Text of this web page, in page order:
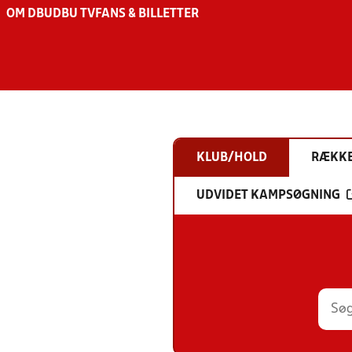
OM DBU DBU TV FANS & BILLETTER
KLUB/HOLD
UDVIDET KAMPSØGNING